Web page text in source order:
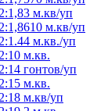
м.кв/уп
м.кв/уп
м.кв./уп
м.кв.
гонтов/уп
м.кв.
м.кв/уп